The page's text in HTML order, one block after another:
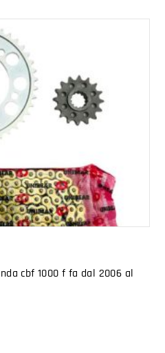
CARRELLO
cbf 1000 f fa dal 2006 al